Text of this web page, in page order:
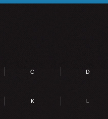
C D
K L